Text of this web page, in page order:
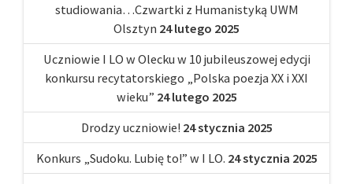
studiowania…Czwartki z Humanistyką UWM
Olsztyn 24 lutego 2025
Uczniowie I LO w Olecku w 10 jubileuszowej edycji
konkursu recytatorskiego „Polska poezja XX i XXI
wieku” 24 lutego 2025
Drodzy uczniowie! 24 stycznia 2025
Konkurs „Sudoku. Lubię to!” w I LO. 24 stycznia 2025